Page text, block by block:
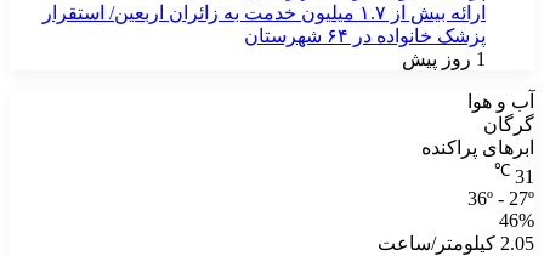
ارائه بیش از ۱.۷ میلیون خدمت به زائران اربعین/ استقرار
پزشک خانواده در ۶۴ شهرستان
1 روز پیش
آب و هوا
گرگان
ابرهای پراکنده
31
℃
36º - 27º
46%
2.05 کیلومتر/ساعت